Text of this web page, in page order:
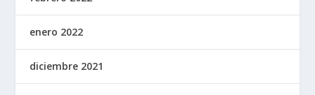
enero 2022
diciembre 2021